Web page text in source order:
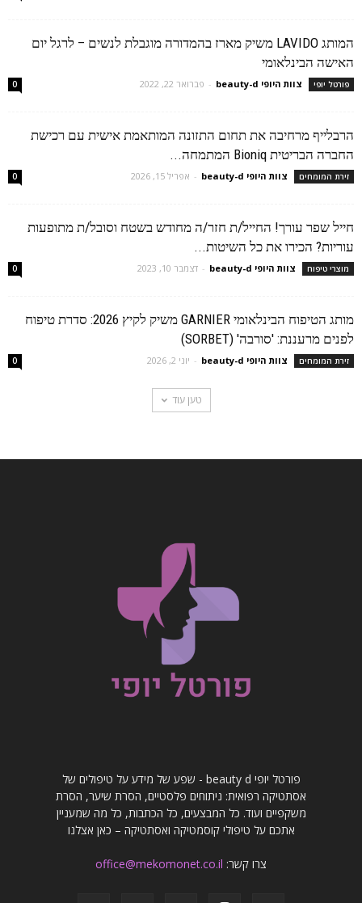
המותג LAVIDO משיק מארז בהמדורה מוגבלת לנשים – לרגל יום
האישה הבינלאומי
פורטל יופי צוות היופי beauty-d - פברואר 22, 2022 0
הרבלייף מרחיבה את תחום התזונה המותאמת אישית עם רכישת
החברה הבריטית Bioniq המתמחה...
זירת המומחים צוות היופי beauty-d - אפריל 15, 2026 0
חייל שפר עורך! החייל/ת חזר/ה מחודש בשטח וסובל/ת מתופעות
עוריות? הכירו את כל השיטות...
מוצרי טיפוח צוות היופי beauty-d - דצמבר 10, 2023 0
מותג הטיפוח הבינלאומי GARNIER משיק לקיץ 2026: סדרת טיפוח
לפנים מרעננת: 'סורבה' (SORBET)
זירת המומחים צוות היופי beauty-d - יוני 2, 2026 0
טען עוד
פורטל יופי beauty d - שפע של מידע על טיפולים של
אסתטיקה רפואית: ניתוחים פלסטיים, הסרת שיער, הסרת
משקפיים ועוד. כל המבצעים, כל הכתבות, כל מה שמעניין
אתכם על טיפולי קוסמטיקה ואסתטיקה – כאן אצלנו
צרו קשר: office@mekomonet.co.il